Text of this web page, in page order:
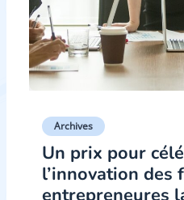
Archives
Un prix pour
l’innovation des